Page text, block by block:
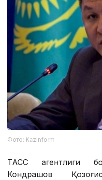
Фото: Kazinform
ТАСС агентлиги
Кондрашов